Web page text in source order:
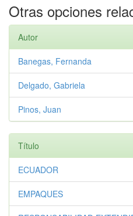
Otras opciones
Autor
Banegas, Fernanda
Delgado, Gabriela
Pinos, Juan
Título
ECUADOR
EMPAQUES